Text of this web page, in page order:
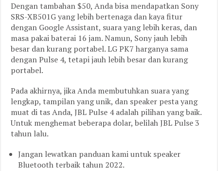
Dengan tambahan $50, Anda bisa mendapatkan Sony
SRS-XB501G yang lebih bertenaga dan kaya fitur
dengan Google Assistant, suara yang lebih keras, dan
masa pakai baterai 16 jam. Namun, Sony jauh lebih
besar dan kurang portabel. LG PK7 harganya sama
dengan Pulse 4, tetapi jauh lebih besar dan kurang
portabel.
Pada akhirnya, jika Anda membutuhkan suara yang
lengkap, tampilan yang unik, dan speaker pesta yang
muat di tas Anda, JBL Pulse 4 adalah pilihan yang baik.
Untuk menghemat beberapa dolar, belilah JBL Pulse 3
tahun lalu.
Jangan lewatkan panduan kami untuk speaker
Bluetooth terbaik tahun 2022.